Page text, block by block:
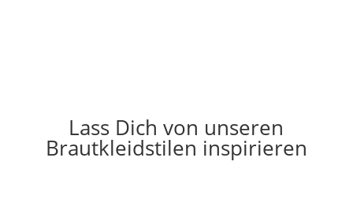
Lass Dich von unseren
Brautkleidstilen inspirieren